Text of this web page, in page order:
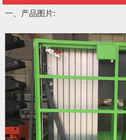
一、产品图片: